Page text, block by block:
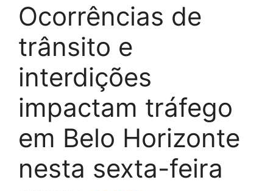
Ocorrências de
trânsito e
interdições
impactam tráfego
em Belo Horizonte
nesta sexta-feira